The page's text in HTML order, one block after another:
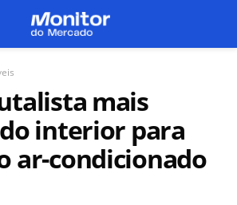
mais
interior para
ar-condicionado